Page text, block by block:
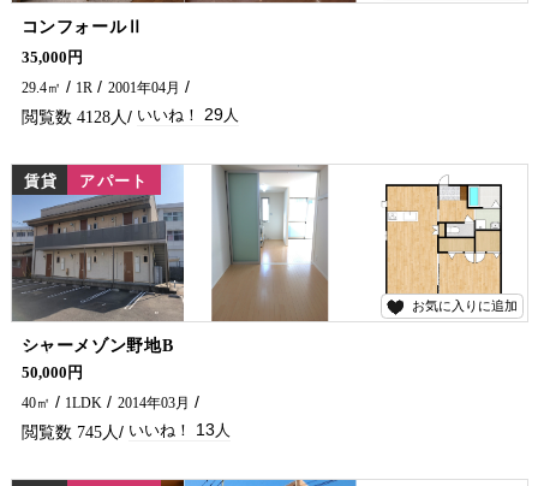
コンフォールⅡ
インターネット無料付★ワンルームのお部屋ですが、キッチン向かいには カウンターと冷蔵庫を置くスペースがあり、キッチン回りと分けて居室部分の家具配置ができます(^_^)/ 学生さん！コインランドリー・バス停等も近く便利ですよーー！ 延岡市でアパートをお探しなら、五ヶ瀬不動産にお問い合わせください🏠✨
35,000円
29.4㎡
1R 2001年04月
4128 29
お気に入りに追加
賃貸 アパート
シャーメゾン野地B
単身の方・学生さんにおすすめ(^^)/ 近くにはおいしいパン屋さんもあります♪ 延岡市の賃貸・アパート探しは五ヶ瀬不動さんへお問合せください！！
50,000円
40㎡
1LDK 2014年03月
745 13